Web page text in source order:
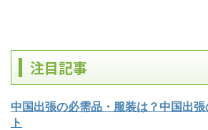
注目記事
中国出張の必需品・服装は？中国出
ト